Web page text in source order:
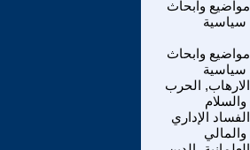
مواضيع وابحاث
سياسية
مواضيع وابحاث
سياسية
الارهاب, الحرب
والسلام
الفساد الإداري
والمالي